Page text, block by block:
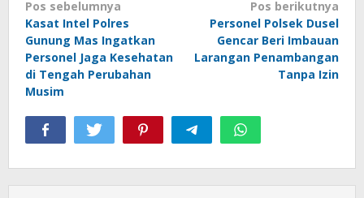
Navigasi
pos
Pos sebelumnya
Kasat Intel Polres
Gunung Mas Ingatkan
Personel Jaga Kesehatan
di Tengah Perubahan
Musim
Pos berikutnya
Personel Polsek Dusel
Gencar Beri Imbauan
Larangan Penambangan
Tanpa Izin